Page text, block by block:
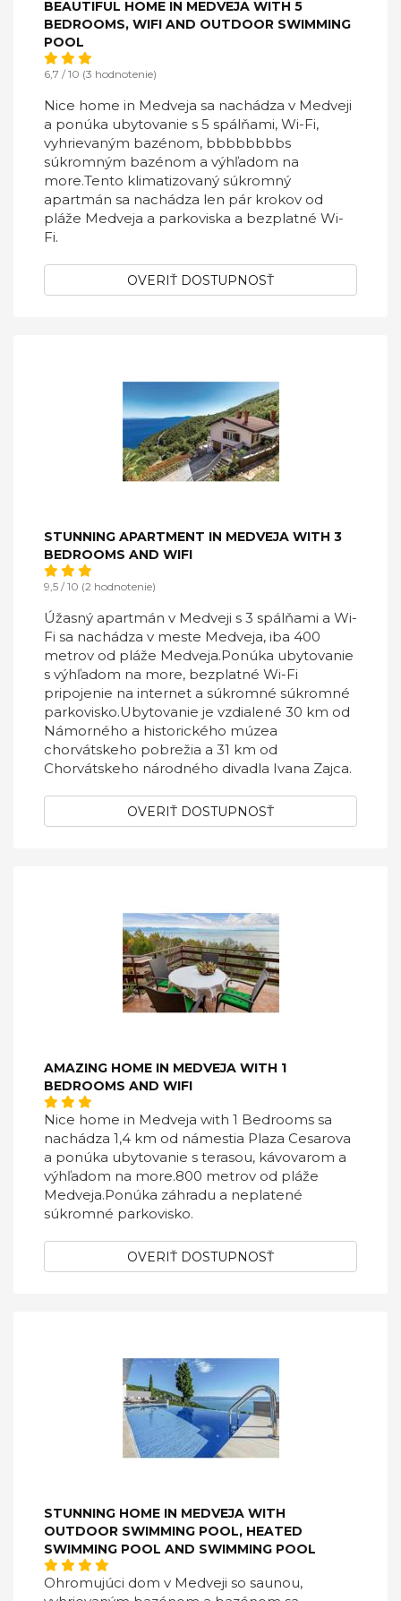
BEAUTIFUL HOME IN MEDVEJA WITH 5
BEDROOMS, WIFI AND OUTDOOR SWIMMING
POOL
6,7 / 10 (3 hodnotenie)
Nice home in Medveja sa nachádza v Medveji
a ponúka ubytovanie s 5 spálňami, Wi-Fi,
vyhrievaným bazénom, bbbbbbbbs
súkromným bazénom a výhľadom na
more.Tento klimatizovaný súkromný
apartmán sa nachádza len pár krokov od
pláže Medveja a parkoviska a bezplatné Wi-
Fi.
OVERIŤ DOSTUPNOSŤ
STUNNING APARTMENT IN MEDVEJA WITH 3
BEDROOMS AND WIFI
9,5 / 10 (2 hodnotenie)
Úžasný apartmán v Medveji s 3 spálňami a Wi-
Fi sa nachádza v meste Medveja, iba 400
metrov od pláže Medveja.Ponúka ubytovanie
s výhľadom na more, bezplatné Wi-Fi
pripojenie na internet a súkromné ​​súkromné ​​
parkovisko.Ubytovanie je vzdialené 30 km od
Námorného a historického múzea
chorvátskeho pobrežia a 31 km od
Chorvátskeho národného divadla Ivana Zajca.
OVERIŤ DOSTUPNOSŤ
AMAZING HOME IN MEDVEJA WITH 1
BEDROOMS AND WIFI
Nice home in Medveja with 1 Bedrooms sa
nachádza 1,4 km od námestia Plaza Cesarova
a ponúka ubytovanie s terasou, kávovarom a
výhľadom na more.800 metrov od pláže
Medveja.Ponúka záhradu a neplatené
súkromné ​​parkovisko.
OVERIŤ DOSTUPNOSŤ
STUNNING HOME IN MEDVEJA WITH
OUTDOOR SWIMMING POOL, HEATED
SWIMMING POOL AND SWIMMING POOL
Ohromujúci dom v Medveji so saunou,